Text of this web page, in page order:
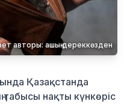
авторы: ашық дереккөзден
Қазақстанда
нақты күнкөріс